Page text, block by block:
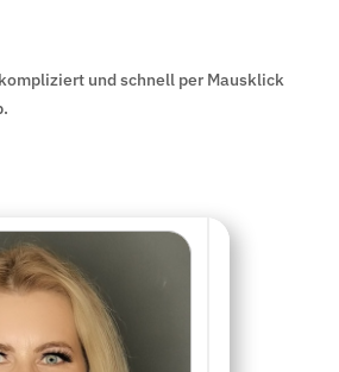
und schnell per Mausklick